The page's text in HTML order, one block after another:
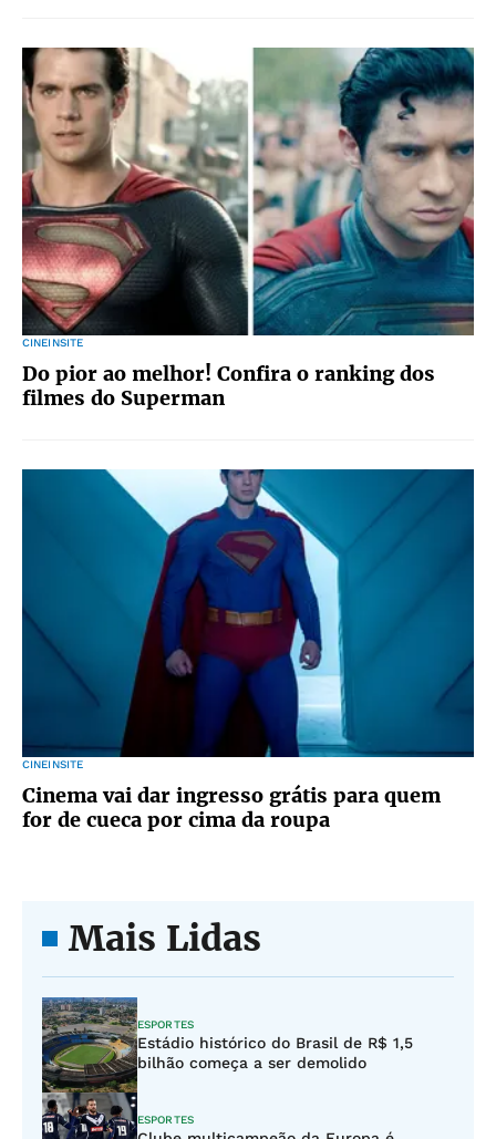
CINEINSITE
Do pior ao melhor! Confira o ranking dos
filmes do Superman
CINEINSITE
Cinema vai dar ingresso grátis para quem
for de cueca por cima da roupa
Mais Lidas
ESPORTES
Estádio histórico do Brasil de R$ 1,5
bilhão começa a ser demolido
ESPORTES